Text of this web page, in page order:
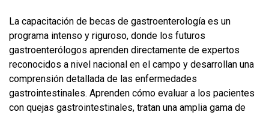
La capacitación de becas de gastroenterología es un
programa intenso y riguroso, donde los futuros
gastroenterólogos aprenden directamente de expertos
reconocidos a nivel nacional en el campo y desarrollan una
comprensión detallada de las enfermedades
gastrointestinales. Aprenden cómo evaluar a los pacientes
con quejas gastrointestinales, tratan una amplia gama de